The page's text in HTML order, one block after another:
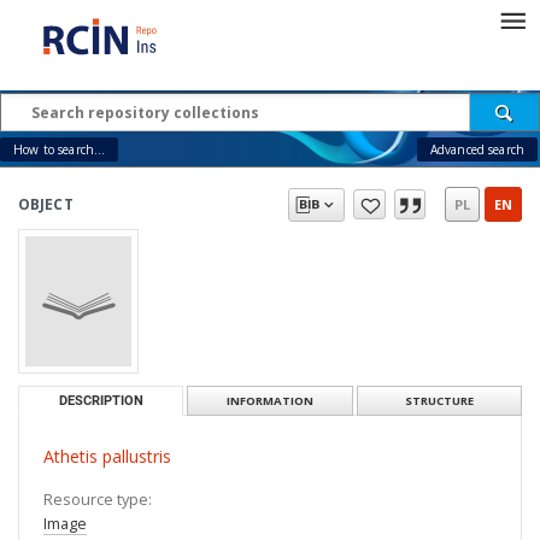
How to search... Advanced search
OBJECT PL EN
DESCRIPTION INFORMATION STRUCTURE
Athetis pallustris
Resource type:
Image